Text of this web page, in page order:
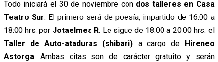
Todo iniciará el 30 de noviembre con dos talleres en Casa
Teatro Sur. El primero será de poesía, impartido de 16:00 a
18:00 hrs. por Jotaelmes R. Le sigue de 18:00 a 20:00 hrs. el
Taller de Auto-ataduras (shibari) a cargo de
Hireneo
Astorga. Ambas citas son de carácter gratuito y serán